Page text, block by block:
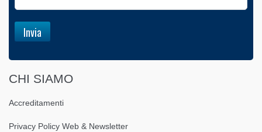
CHI SIAMO
Accreditamenti
Privacy Policy Web & Newsletter